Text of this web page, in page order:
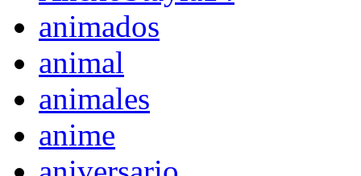
animados
animal
animales
anime